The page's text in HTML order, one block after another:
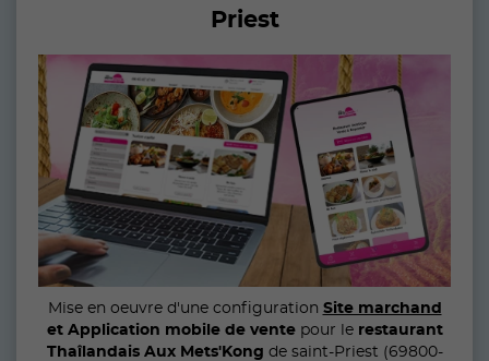
Priest
Mise en oeuvre d'une configuration Site marchand
et Application mobile de ventepour le restaurant
Thaîlandais Aux Mets'Kong de saint-Priest (69800-